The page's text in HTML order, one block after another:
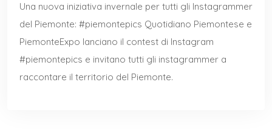
Una nuova iniziativa invernale per tutti gli Instagrammer
del Piemonte: #piemontepics Quotidiano Piemontese e
PiemonteExpo lanciano il contest di Instagram
#piemontepics e invitano tutti gli instagrammer a
raccontare il territorio del Piemonte.